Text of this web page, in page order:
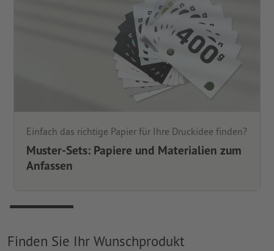
Einfach das richtige Papier für Ihre Druckidee finden?
Muster-Sets: Papiere und Materialien zum
Anfassen
Finden Sie Ihr Wunschprodukt